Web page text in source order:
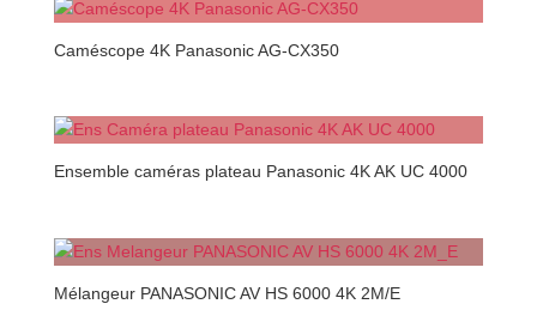
Caméscope 4K Panasonic AG-CX350
Ensemble caméras plateau Panasonic 4K AK UC 4000
Mélangeur PANASONIC AV HS 6000 4K 2M/E